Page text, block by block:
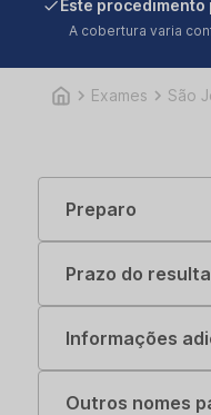
Este
A cobertura varia
Exames São
Preparo
Prazo do
Informações
Outros nomes